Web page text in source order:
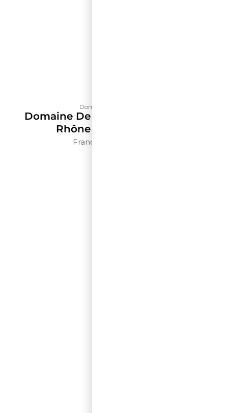
Domaine de La Solitude
Domaine De La Solitude Côtes Du
Rhône Rouge – 500ml
França